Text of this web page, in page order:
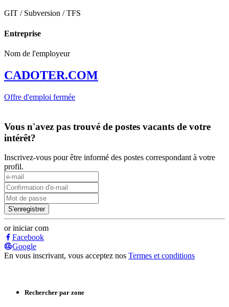
GIT / Subversion / TFS
Entreprise
Nom de l'employeur
CADOTER.COM
Offre d'emploi fermée
Vous n'avez pas trouvé de postes vacants de votre
intérêt?
Inscrivez-vous pour être informé des postes correspondant à votre
profil.
or iniciar com
Facebook
Google
En vous inscrivant, vous acceptez nos Termes et conditions
Rechercher par zone